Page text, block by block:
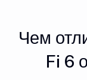
Чем
Fi 6